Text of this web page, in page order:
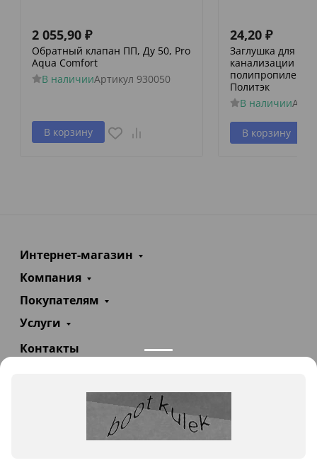
2 055,90 ₽
Обратный клапан ПП, Ду 50, Pro
Aqua Comfort
В наличииАртикул 930050
В корзину
24,20 ₽
Заглушка для
канализации
Политэк
В наличии
В корзину
Интернет-магазин
Компания
Покупателям
Услуги
Контакты
info@teploexpert.com
Пн—Сб 09:00 – 18:00